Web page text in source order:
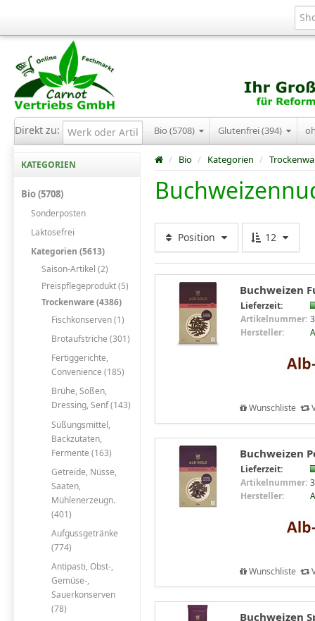
Direkt zu: Bio (5708) Glutenfrei (394)
KATEGORIEN
Bio (5708)
Sonderposten
Laktosefrei
Kategorien (5613)
Saison-Artikel (2)
Preispflegeprodukt (5)
Trockenware (4386)
Fischkonserven (1)
Brotaufstriche (301)
Fertiggerichte,
Convenience (185)
Brühe, Soßen,
Dressing, Senf (143)
Süßungsmittel,
Backzutaten,
Fermente (163)
Getreide, Nüsse,
Saaten,
Mühlenerzeugn.
(401)
Aufgussgetränke
(774)
Antipasti, Obst-,
Gemüse-,
Sauerkonserven
(78)
/ Bio / Kategorien /
Position 12
Buchweizen
Lieferzeit:
Artikelnummer:
Hersteller:
Wunschliste
Buchweizen
Lieferzeit:
Artikelnummer:
Hersteller:
Wunschliste
Buchweizen